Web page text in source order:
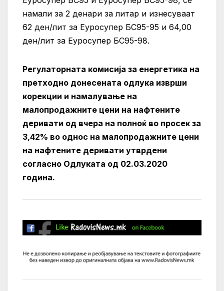
намали за 2 денари за литар и изнесуваат
62 ден/лит за Еуросупер БС95-95 и 64,00
ден/лит за Еуросупер БС95-98.
Регулаторната комисија за енергетика на
претходно донесената одлука изврши
корекции и намалување на
малопродажните цени на нафтените
деривати од вчера на полноќ во прoсек за
3,42% во однос на малопродажните цени
на нафтените деривати утврдени
согласно Одлуката од 02.03.2020
година.